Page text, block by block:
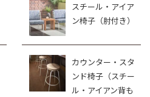
スチール・アイア
ン椅子（肘付き）
カウンター・スタ
ンド椅子（スチー
ル・アイアン背も